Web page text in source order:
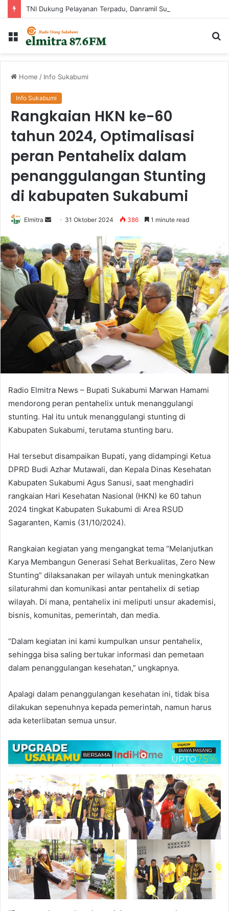
Menu
Home / Info Sukabumi
Info Sukabumi
Rangkaian HKN ke-60
tahun 2024, Optimalisasi
peran Pentahelix dalam
penanggulangan Stunting
di kabupaten Sukabumi
Elmitra
Send
email
31 Oktober 2024 386 1 minute read
Radio Elmitra News – Bupati Sukabumi Marwan Hamami
mendorong peran pentahelix untuk menanggulangi
stunting. Hal itu untuk menanggulangi stunting di
Kabupaten Sukabumi, terutama stunting baru.
Hal tersebut disampaikan Bupati, yang didampingi Ketua
DPRD Budi Azhar Mutawali, dan Kepala Dinas Kesehatan
Kabupaten Sukabumi Agus Sanusi, saat menghadiri
rangkaian Hari Kesehatan Nasional (HKN) ke 60 tahun
2024 tingkat Kabupaten Sukabumi di Area RSUD
Sagaranten, Kamis (31/10/2024).
Rangkaian kegiatan yang mengangkat tema “Melanjutkan
Karya Membangun Generasi Sehat Berkualitas, Zero New
Stunting” dilaksanakan per wilayah untuk meningkatkan
silaturahmi dan komunikasi antar pentahelix di setiap
wilayah. Di mana, pentahelix ini meliputi unsur akademisi,
bisnis, komunitas, pemerintah, dan media.
“Dalam kegiatan ini kami kumpulkan unsur pentahelix,
sehingga bisa saling bertukar informasi dan pemetaan
dalam penanggulangan kesehatan,” ungkapnya.
Apalagi dalam penanggulangan kesehatan ini, tidak bisa
dilakukan sepenuhnya kepada pemerintah, namun harus
ada keterlibatan semua unsur.